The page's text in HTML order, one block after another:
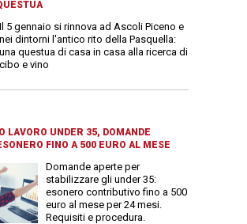
Il 5 gennaio si rinnova ad Ascoli Piceno e
nei dintorni l'antico rito della Pasquella:
una questua di casa in casa alla ricerca di
cibo e vino
LAVORO UNDER 35, DOMANDE
FINO A 500 EURO AL MESE
Domande aperte per
stabilizzare gli under 35:
esonero contributivo fino a 500
euro al mese per 24 mesi.
Requisiti e procedura.